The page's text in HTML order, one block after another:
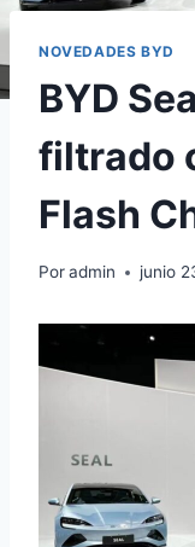
NOVEDADES BYD
BYD
filtrado
Flash
Poradmin junio